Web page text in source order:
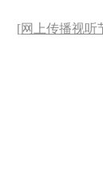
[网上传播视听